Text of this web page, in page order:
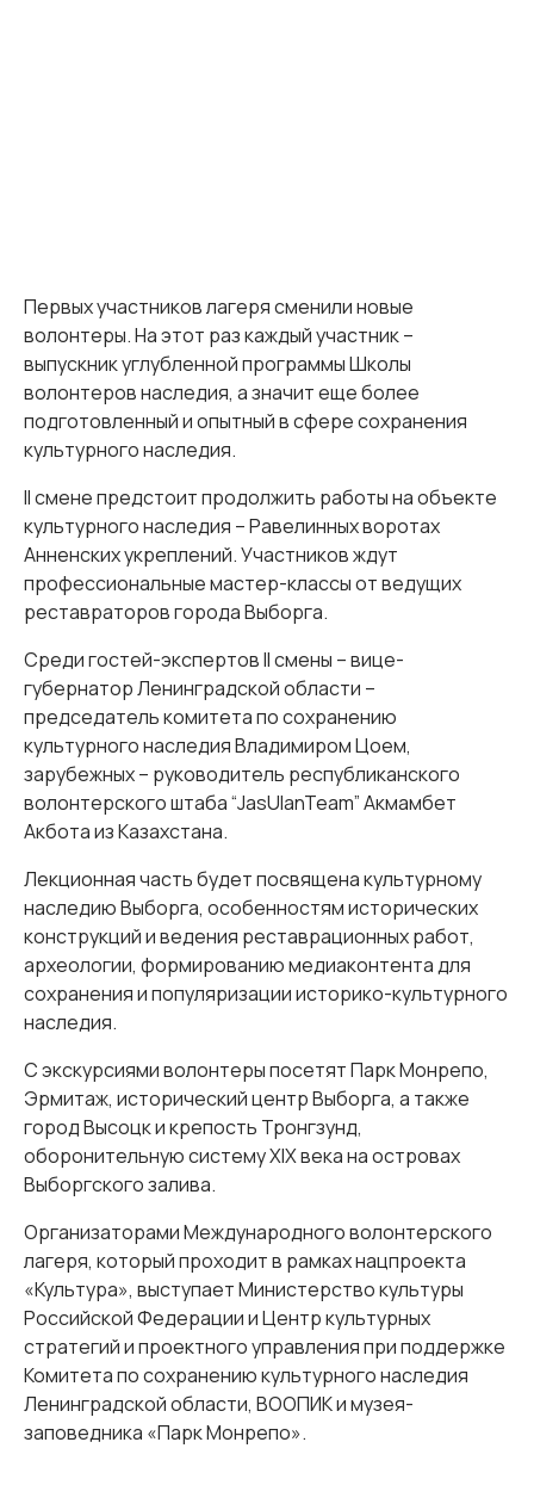
Первых участников лагеря сменили новые
волонтеры. На этот раз каждый участник –
выпускник углубленной программы Школы
волонтеров наследия, а значит еще более
подготовленный и опытный в сфере сохранения
культурного наследия.
II смене предстоит продолжить работы на объекте
культурного наследия – Равелинных воротах
Анненских укреплений. Участников ждут
профессиональные мастер-классы от ведущих
реставраторов города Выборга.
Среди гостей-экспертов II смены – вице-
губернатор Ленинградской области –
председатель комитета по сохранению
культурного наследия Владимиром Цоем,
зарубежных – руководитель республиканского
волонтерского штаба “JasUlanTeam” Акмамбет
Акбота из Казахстана.
Лекционная часть будет посвящена культурному
наследию Выборга, особенностям исторических
конструкций и ведения реставрационных работ,
археологии, формированию медиаконтента для
сохранения и популяризации историко-культурного
наследия.
С экскурсиями волонтеры посетят Парк Монрепо,
Эрмитаж, исторический центр Выборга, а также
город Высоцк и крепость Тронгзунд,
оборонительную систему XIX века на островах
Выборгского залива.
Организаторами Международного волонтерского
лагеря, который проходит в рамках нацпроекта
«Культура», выступает Министерство культуры
Российской Федерации и Центр культурных
стратегий и проектного управления при поддержке
Комитета по сохранению культурного наследия
Ленинградской области, ВООПИК и музея-
заповедника «Парк Монрепо».